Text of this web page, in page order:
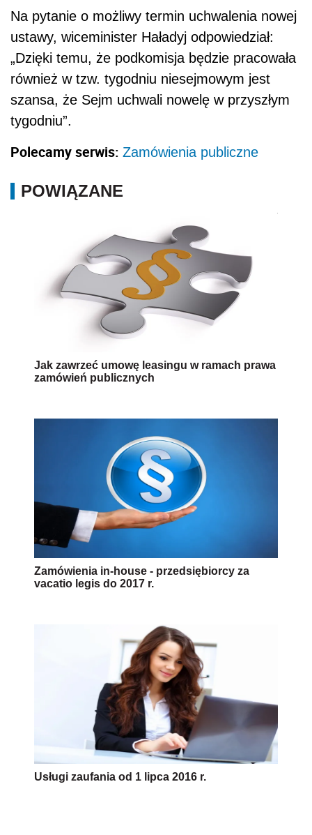
Na pytanie o możliwy termin uchwalenia nowej
ustawy, wiceminister Haładyj odpowiedział:
„Dzięki temu, że podkomisja będzie pracowała
również w tzw. tygodniu niesejmowym jest
szansa, że Sejm uchwali nowelę w przyszłym
tygodniu”.
Polecamy serwis: Zamówienia publiczne
POWIĄZANE
Jak zawrzeć umowę leasingu w ramach prawa
zamówień publicznych
Zamówienia in-house - przedsiębiorcy za
vacatio legis do 2017 r.
Usługi zaufania od 1 lipca 2016 r.